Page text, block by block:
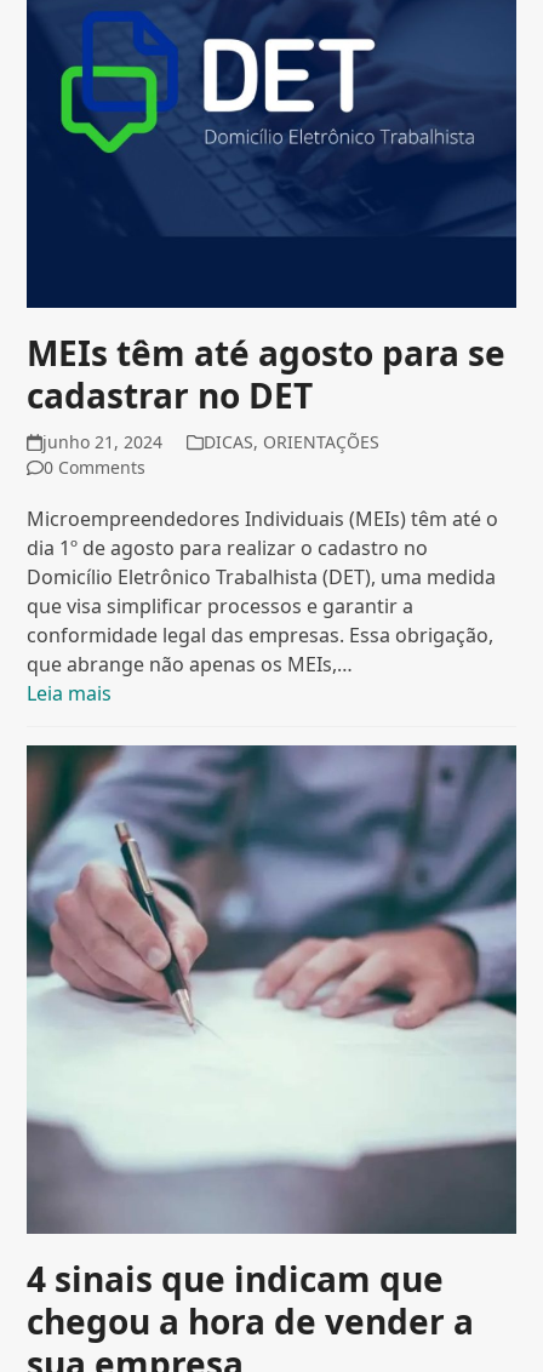
MEIs têm até agosto para se
cadastrar no DET
junho 21, 2024 DICAS, ORIENTAÇÕES
0 Comments
Microempreendedores Individuais (MEIs) têm até o
dia 1º de agosto para realizar o cadastro no
Domicílio Eletrônico Trabalhista (DET), uma medida
que visa simplificar processos e garantir a
conformidade legal das empresas. Essa obrigação,
que abrange não apenas os MEIs,…
Leia mais
4 sinais que indicam que
chegou a hora de vender a